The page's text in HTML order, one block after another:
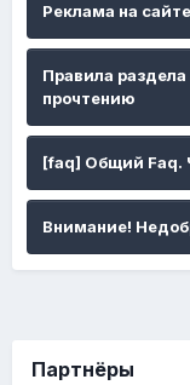
Реклама на
Правила
прочтению
[faq] Общий Faq.
Внимание!
Партнёры